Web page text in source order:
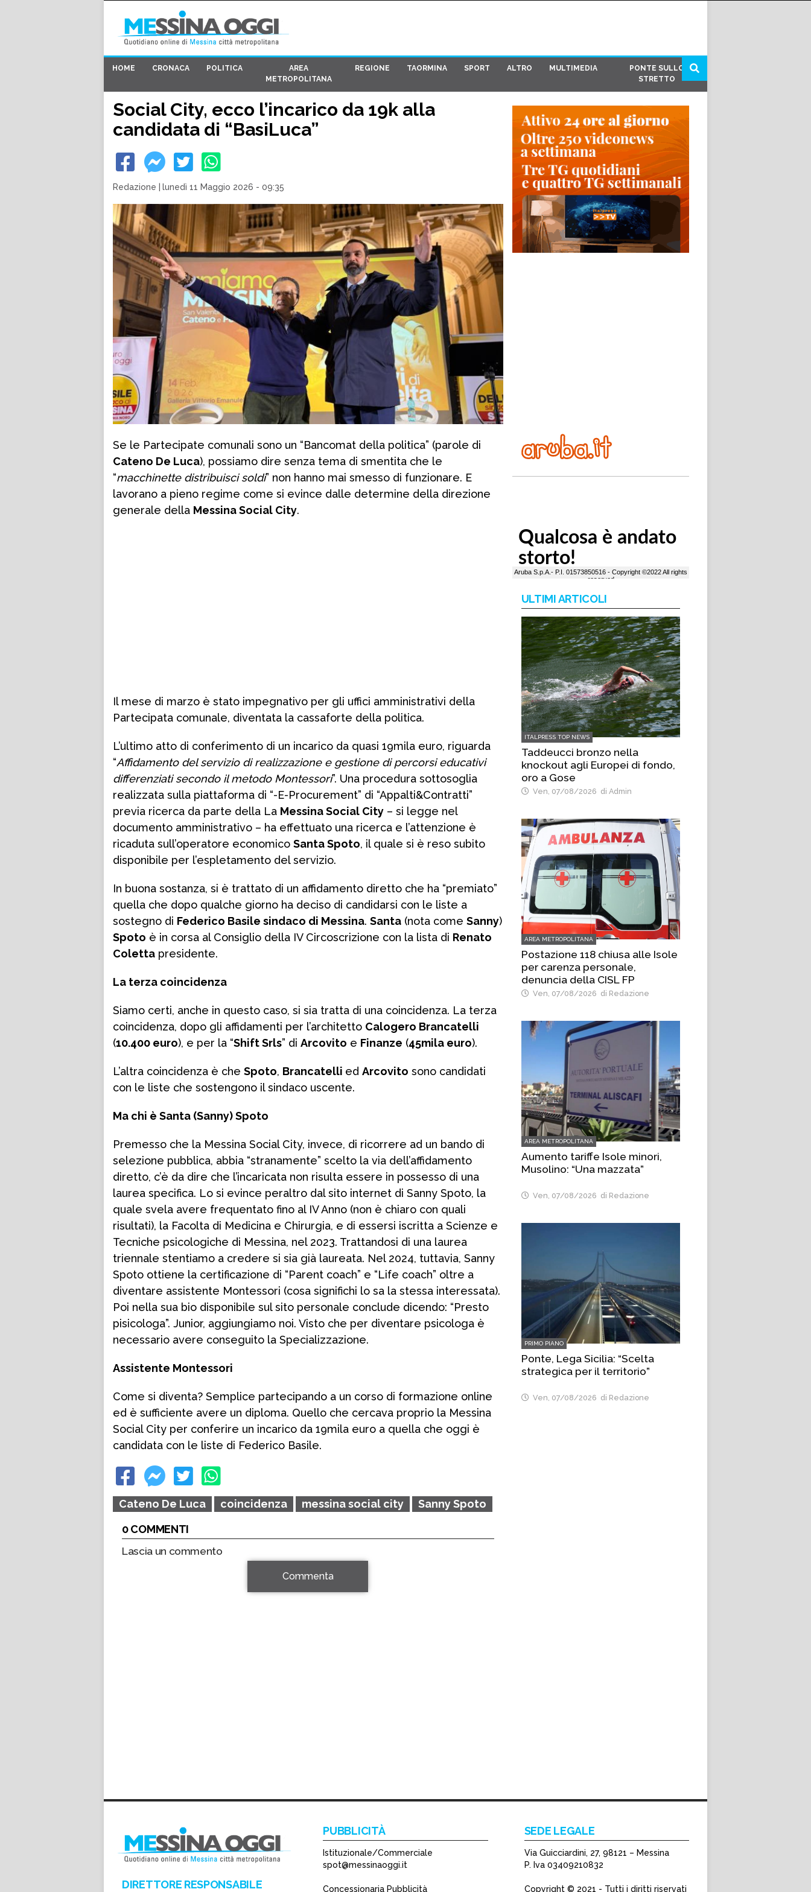
HOME CRONACA POLITICA
AREA
METROPOLITANA
REGIONE TAORMINA SPORT ALTRO MULTIMEDIA
PONTE SULLO
STRETTO
Social City, ecco l’incarico da 19k alla
candidata di “BasiLuca”
Redazione lunedì 11 Maggio 2026 - 09:35
Se le Partecipate comunali sono un “Bancomat della politica” (parole di
Cateno De Luca), possiamo dire senza tema di smentita che le
“macchinette distribuisci soldi” non hanno mai smesso di funzionare. E
lavorano a pieno regime come si evince dalle determine della direzione
generale della Messina Social City.
Il mese di marzo è stato impegnativo per gli uffici amministrativi della
Partecipata comunale, diventata la cassaforte della politica.
L’ultimo atto di conferimento di un incarico da quasi 19mila euro, riguarda
“Affidamento del servizio di realizzazione e gestione di percorsi educativi
differenziati secondo il metodo Montessori”. Una procedura sottosoglia
realizzata sulla piattaforma di “-E-Procurement” di “Appalti&Contratti”
previa ricerca da parte della La Messina Social City – si legge nel
documento amministrativo – ha effettuato una ricerca e l’attenzione è
ricaduta sull’operatore economico Santa Spoto, il quale si è reso subito
disponibile per l’espletamento del servizio.
In buona sostanza, si è trattato di un affidamento diretto che ha “premiato”
quella che dopo qualche giorno ha deciso di candidarsi con le liste a
sostegno di Federico Basile sindaco di Messina. Santa (nota come Sanny)
Spoto è in corsa al Consiglio della IV Circoscrizione con la lista di Renato
Coletta presidente.
La terza coincidenza
Siamo certi, anche in questo caso, si sia tratta di una coincidenza. La terza
coincidenza, dopo gli affidamenti per l’architetto Calogero Brancatelli
(10.400 euro), e per la “Shift Srls” di Arcovito e Finanze (45mila euro).
L’altra coincidenza è che Spoto, Brancatelli ed Arcovito sono candidati
con le liste che sostengono il sindaco uscente.
Ma chi è Santa (Sanny) Spoto
Premesso che la Messina Social City, invece, di ricorrere ad un bando di
selezione pubblica, abbia “stranamente” scelto la via dell’affidamento
diretto, c’è da dire che l’incaricata non risulta essere in possesso di una
laurea specifica. Lo si evince peraltro dal sito internet di Sanny Spoto, la
quale svela avere frequentato fino al IV Anno (non è chiaro con quali
risultati), la Facolta di Medicina e Chirurgia, e di essersi iscritta a Scienze e
Tecniche psicologiche di Messina, nel 2023. Trattandosi di una laurea
triennale stentiamo a credere si sia già laureata. Nel 2024, tuttavia, Sanny
Spoto ottiene la certificazione di “Parent coach” e “Life coach” oltre a
diventare assistente Montessori (cosa significhi lo sa la stessa interessata).
Poi nella sua bio disponibile sul sito personale conclude dicendo: “Presto
pisicologa”. Junior, aggiungiamo noi. Visto che per diventare psicologa è
necessario avere conseguito la Specializzazione.
Assistente Montessori
Come si diventa? Semplice partecipando a un corso di formazione online
ed è sufficiente avere un diploma. Quello che cercava proprio la Messina
Social City per conferire un incarico da 19mila euro a quella che oggi è
candidata con le liste di Federico Basile.
Cateno De Luca coincidenza messina social city
Sanny Spoto
0 COMMENTI
Lascia un commento
Commenta
ULTIMI ARTICOLI
ITALPRESS TOP NEWS
Taddeucci bronzo nella
knockout agli Europei di fondo,
oro a Gose
Ven, 07/08/2026 di Admin
AREA METROPOLITANA
Postazione 118 chiusa alle Isole
per carenza personale,
denuncia della CISL FP
Ven, 07/08/2026 di Redazione
AREA METROPOLITANA
Aumento tariffe Isole minori,
Musolino: “Una mazzata”
Ven, 07/08/2026 di Redazione
PRIMO PIANO
Ponte, Lega Sicilia: “Scelta
strategica per il territorio”
Ven, 07/08/2026 di Redazione
DIRETTORE RESPONSABILE
PUBBLICITÀ
Istituzionale/Commerciale
spot@messinaoggi.it
Concessionaria Pubblicità
SEDE LEGALE
Via Guicciardini, 27, 98121 – Messina
P. Iva 03409210832
Copyright © 2021 - Tutti i diritti riservati